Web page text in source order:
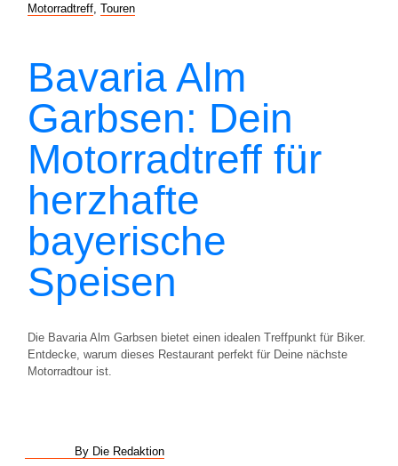
Motorradtreff Touren
Bavaria Alm
Garbsen: Dein
Motorradtreff für
herzhafte
bayerische
Speisen
Die Bavaria Alm Garbsen bietet einen idealen Treffpunkt für Biker.
Entdecke, warum dieses Restaurant perfekt für Deine nächste
Motorradtour ist.
By Die Redaktion